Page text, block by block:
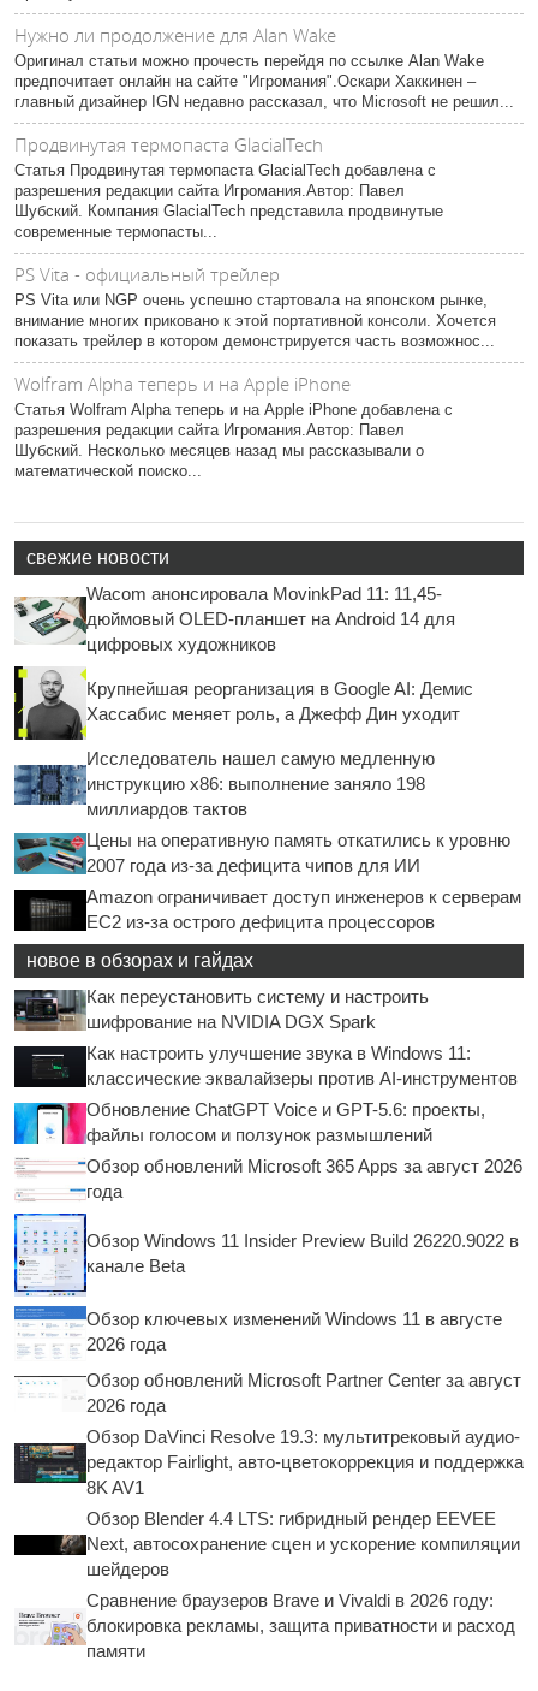
Нужно ли продолжение для Alan Wake
Оригинал статьи можно прочесть перейдя по ссылке Alan Wake
предпочитает онлайн на сайте "Игромания".Оскари Хаккинен –
главный дизайнер IGN недавно рассказал, что Microsoft не решил...
Продвинутая термопаста GlacialTech
Статья Продвинутая термопаста GlacialTech добавлена с
разрешения редакции сайта Игромания.Автор: Павел
Шубский. Компания GlacialTech представила продвинутые
современные термопасты...
PS Vita - официальный трейлер
PS Vita или NGP очень успешно стартовала на японском рынке,
внимание многих приковано к этой портативной консоли. Хочется
показать трейлер в котором демонстрируется часть возможнос...
Wolfram Alpha теперь и на Apple iPhone
Статья Wolfram Alpha теперь и на Apple iPhone добавлена с
разрешения редакции сайта Игромания.Автор: Павел
Шубский. Несколько месяцев назад мы рассказывали о
математической поиско...
свежие новости
Wacom анонсировала MovinkPad 11: 11,45-
дюймовый OLED-планшет на Android 14 для
цифровых художников
Крупнейшая реорганизация в Google AI: Демис
Хассабис меняет роль, а Джефф Дин уходит
Исследователь нашел самую медленную
инструкцию x86: выполнение заняло 198
миллиардов тактов
Цены на оперативную память откатились к уровню
2007 года из-за дефицита чипов для ИИ
Amazon ограничивает доступ инженеров к серверам
EC2 из-за острого дефицита процессоров
новое в обзорах и гайдах
Как переустановить систему и настроить
шифрование на NVIDIA DGX Spark
Как настроить улучшение звука в Windows 11:
классические эквалайзеры против AI-инструментов
Обновление ChatGPT Voice и GPT-5.6: проекты,
файлы голосом и ползунок размышлений
Обзор обновлений Microsoft 365 Apps за август 2026
года
Обзор Windows 11 Insider Preview Build 26220.9022 в
канале Beta
Обзор ключевых изменений Windows 11 в августе
2026 года
Обзор обновлений Microsoft Partner Center за август
2026 года
Обзор DaVinci Resolve 19.3: мультитрековый аудио-
редактор Fairlight, авто-цветокоррекция и поддержка
8K AV1
Обзор Blender 4.4 LTS: гибридный рендер EEVEE
Next, автосохранение сцен и ускорение компиляции
шейдеров
Сравнение браузеров Brave и Vivaldi в 2026 году:
блокировка рекламы, защита приватности и расход
памяти